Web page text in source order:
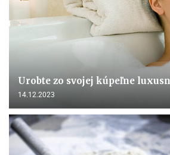
Urobte zo svojej kúpeľne
14.12.2023